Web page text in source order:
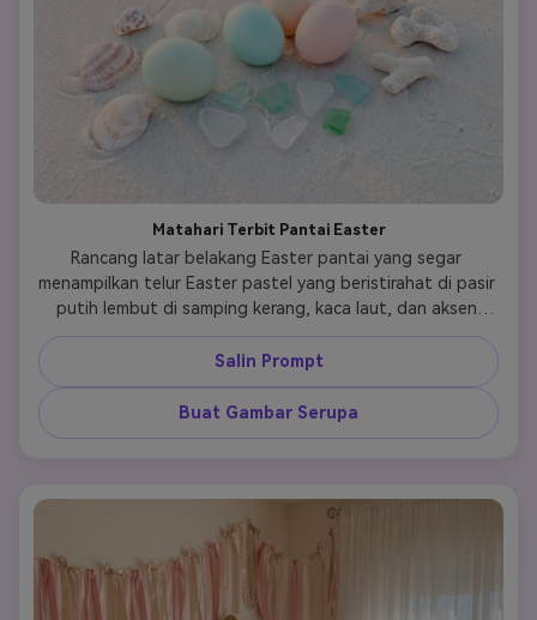
Matahari Terbit Pantai Easter
Rancang latar belakang Easter pantai yang segar
menampilkan telur Easter pastel yang beristirahat di pasir
putih lembut di samping kerang, kaca laut, dan aksen
koral pucat, dengan ombak laut yang tenang dan
matahari terbit persik di cakrawala. Padukan pesona
Easter dengan ketenangan pantai menggunakan cahaya
alami yang ringan, warna aqua dan blush lembut, tekstur
buih ringan, pantulan halus, dan komposisi gaya hidup
Salin Prompt
Buat Gambar Serupa